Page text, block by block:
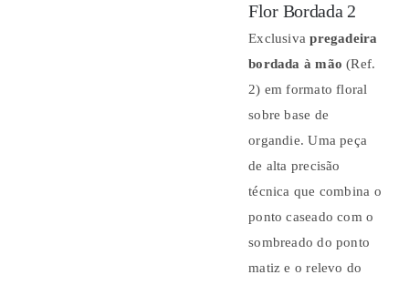
Flor Bordada 2
Exclusivapregadeira
bordada à mão (Ref.
2) em formato floral
sobre base de
organdie. Uma peça
de alta precisão
técnica que combina o
ponto caseado com o
sombreado do ponto
matiz e o relevo do